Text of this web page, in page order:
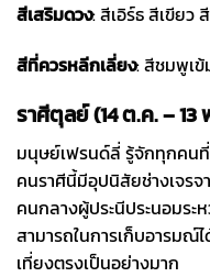
สีเสริมดวง: สีเอิร์ธ สีเขียว
สีที่ควรหลีกเลี่ยง: สีชมพูเ
ราศีตุลย์ (14 ต.ค. – 13
มนุษย์เฟรนด์ลี่ รู้จักทุกคนที่
คนราศีนี้มีอุปนิสัยช่างเจรจ
คนกลางผู้ประนีประนอมระ
สามารถในการเก็บอารมณ์
เที่ยงตรงเป็นอย่างมาก